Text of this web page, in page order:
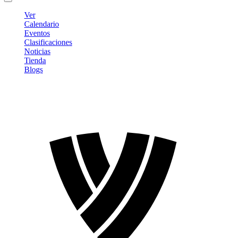
Ver
Calendario
Eventos
Clasificaciones
Noticias
Tienda
Blogs